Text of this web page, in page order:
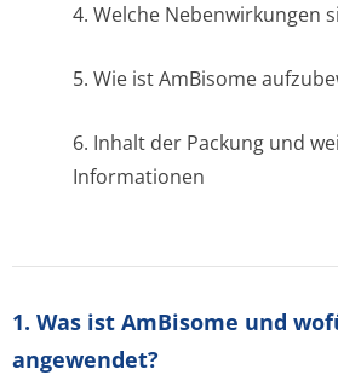
4. Welche Nebenwirkungen
5. Wie ist AmBisome
6. Inhalt der Packung und
Informationen
1. Was ist AmBisome und
angewendet?